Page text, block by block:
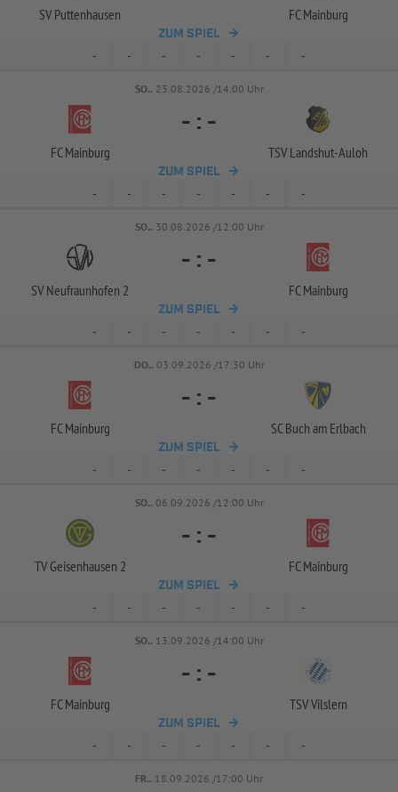
SV Puttenhausen FC Mainburg
ZUM SPIEL
- - - - - - -
SO.. 23.08.2026 /14:00 Uhr
FC Mainburg
- : -
TSV Landshut-Auloh
ZUM SPIEL
- - - - - - -
SO.. 30.08.2026 /12:00 Uhr
SV Neufraunhofen 2
- : -
FC Mainburg
ZUM SPIEL
- - - - - - -
DO.. 03.09.2026 /17:30 Uhr
FC Mainburg
- : -
SC Buch am Erlbach
ZUM SPIEL
- - - - - - -
SO.. 06.09.2026 /12:00 Uhr
TV Geisenhausen 2
- : -
FC Mainburg
ZUM SPIEL
- - - - - - -
SO.. 13.09.2026 /14:00 Uhr
FC Mainburg
- : -
TSV Vilslern
ZUM SPIEL
- - - - - - -
FR.. 18.09.2026 /17:00 Uhr